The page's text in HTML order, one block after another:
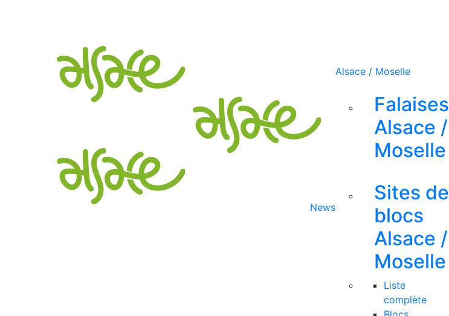
News
Alsace / Moselle
Falaises
Alsace /
Moselle
Sites de
blocs
Alsace /
Moselle
Liste
complète